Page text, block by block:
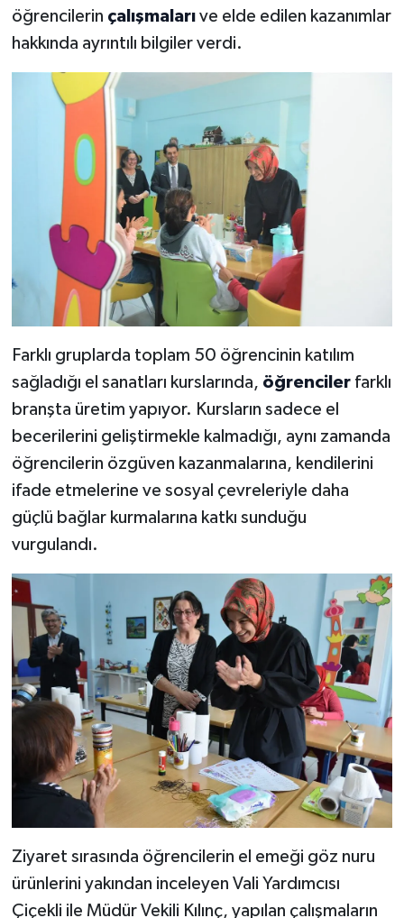
öğrencilerin çalışmaları ve elde edilen kazanımlar
hakkında ayrıntılı bilgiler verdi.
Farklı gruplarda toplam 50 öğrencinin katılım
sağladığı el sanatları kurslarında, öğrencilerfarklı
branşta üretim yapıyor. Kursların sadece el
becerilerini geliştirmekle kalmadığı, aynı zamanda
öğrencilerin özgüven kazanmalarına, kendilerini
ifade etmelerine ve sosyal çevreleriyle daha
güçlü bağlar kurmalarına katkı sunduğu
vurgulandı.
Ziyaret sırasında öğrencilerin el emeği göz nuru
ürünlerini yakından inceleyen Vali Yardımcısı
Çiçekli ile Müdür Vekili Kılınç, yapılan çalışmaların